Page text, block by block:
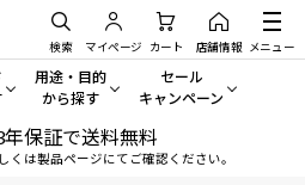
検索 マイページ カート 店舗情報 メニュー
すべてみる
用途・目的
から探す
一般向けパソコン
セール
キャンペーン
セール・キャンペーン
保証で送料無料
くは製品ページにてご確認ください。